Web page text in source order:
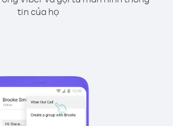
tin của họ